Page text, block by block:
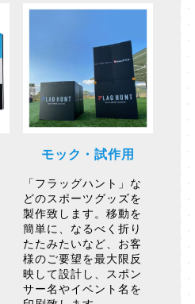
モック・試作用
「フラッグハント」な
どのスポーツグッズを
製作致します。移動を
簡単に、なるべく折り
たたみたいなど、お客
様のご要望を最大限反
映して設計し、スポン
サー名やイベント名を